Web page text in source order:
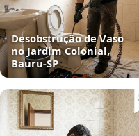
Desobstrução de Vaso
no Jardim Colonial,
Bauru‑SP